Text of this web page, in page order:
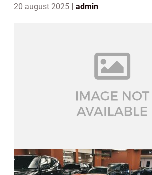
20 august 2025 admin